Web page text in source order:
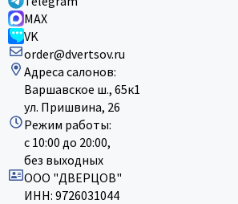
MAX
VK
order@dvertsov.ru
Адреса салонов:
Варшавское ш., 65к1
ул. Пришвина, 26
Режим работы:
с 10:00 до 20:00,
без выходных
ООО "ДВЕРЦОВ"
ИНН: 9726031044